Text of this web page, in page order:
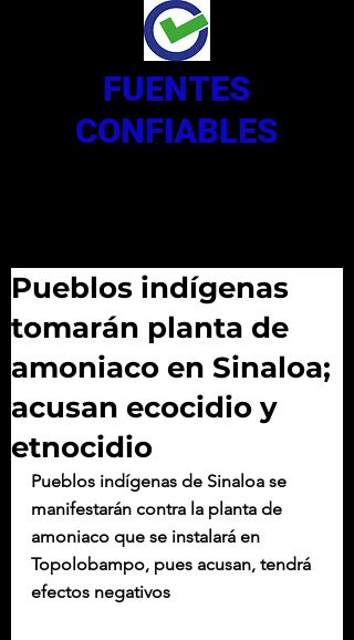
FUENTES
CONFIABLES
Pueblos indígenas
tomarán planta de
amoniaco en Sinaloa;
acusan ecocidio y
etnocidio
Pueblos indígenas de Sinaloa se
manifestarán contra la planta de
amoniaco que se instalará en
Topolobampo, pues acusan, tendrá
efectos negativos